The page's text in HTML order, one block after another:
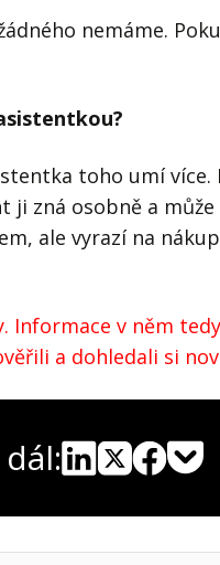
nemáme.
toho umí
ji zná osobně a
ale vyrazí na
Informace v něm
a dohledali si